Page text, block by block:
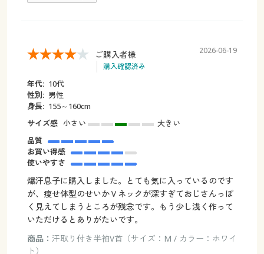
ご購入者様
購入確認済み
2026-06-19
年代: 10代
性別: 男性
身長: 155～160cm
サイズ感 小さい
大きい
品質
お買い得感
使いやすさ
爆汗息子に購入しました。とても気に入っているのです
が、痩せ体型のせいかＶネックが深すぎておじさんっぽ
く見えてしまうところが残念です。もう少し浅く作って
いただけるとありがたいです。
商品： 汗取り付き半袖V首（サイズ：M / カラー：ホワイ
ト）